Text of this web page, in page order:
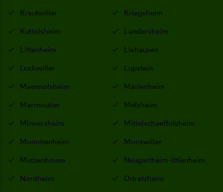
Krautwiller
Kriegsheim
Kuttolsheim
Landersheim
Littenheim
Lixhausen
Lochwiller
Lupstein
Maennolsheim
Marlenheim
Marmoutier
Melsheim
Minversheim
Mittelschaeffolsheim
Mommenheim
Monswiller
Mutzenhouse
Neugartheim-ittlenheim
Nordheim
Odratzheim